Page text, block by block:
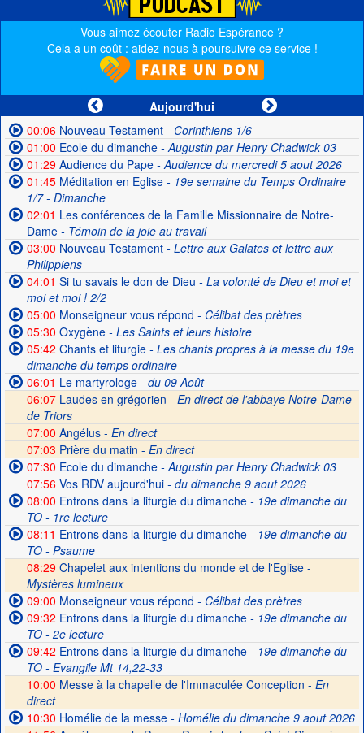
Vous aimez écouter Radio Espérance ?
Cela a un coût : aidez-nous à poursuivre ce service !
Aujourd'hui
00:06Nouveau Testament- Corinthiens 1/6
01:00 Ecole du dimanche- Augustin par Henry Chadwick 03
01:29Audience du Pape- Audience du mercredi 5 aout 2026
01:45Méditation en Eglise- 19e semaine du Temps Ordinaire
1/7 - Dimanche
02:01 Les conférences de la Famille Missionnaire de Notre-
Dame- Témoin de la joie au travail
03:00 Nouveau Testament- Lettre aux Galates et lettre aux
Philippiens
04:01 Si tu savais le don de Dieu - La volonté de Dieu et moi et
moi et moi ! 2/2
05:00 Monseigneur vous répond - Célibat des prètres
05:30 Oxygène- Les Saints et leurs histoire
05:42 Chants et liturgie- Les chants propres à la messe du 19e
dimanche du temps ordinaire
06:01 Le martyrologe- du 09 Août
06:07Laudes en grégorien - En direct de l'abbaye Notre-Dame
de Triors
07:00 Angélus - En direct
07:03 Prière du matin - En direct
07:30 Ecole du dimanche- Augustin par Henry Chadwick 03
07:56Vos RDV aujourd'hui- du dimanche 9 aout 2026
08:00 Entrons dans la liturgie du dimanche- 19e dimanche du
TO - 1re lecture
08:11 Entrons dans la liturgie du dimanche- 19e dimanche du
TO - Psaume
08:29 Chapelet aux intentions du monde et de l'Eglise -
Mystères lumineux
09:00 Monseigneur vous répond - Célibat des prètres
09:32 Entrons dans la liturgie du dimanche- 19e dimanche du
TO - 2e lecture
09:42 Entrons dans la liturgie du dimanche- 19e dimanche du
TO - Evangile Mt 14,22-33
10:00 Messe à la chapelle de l'Immaculée Conception - En
direct
10:30 Homélie de la messe- Homélie du dimanche 9 aout 2026